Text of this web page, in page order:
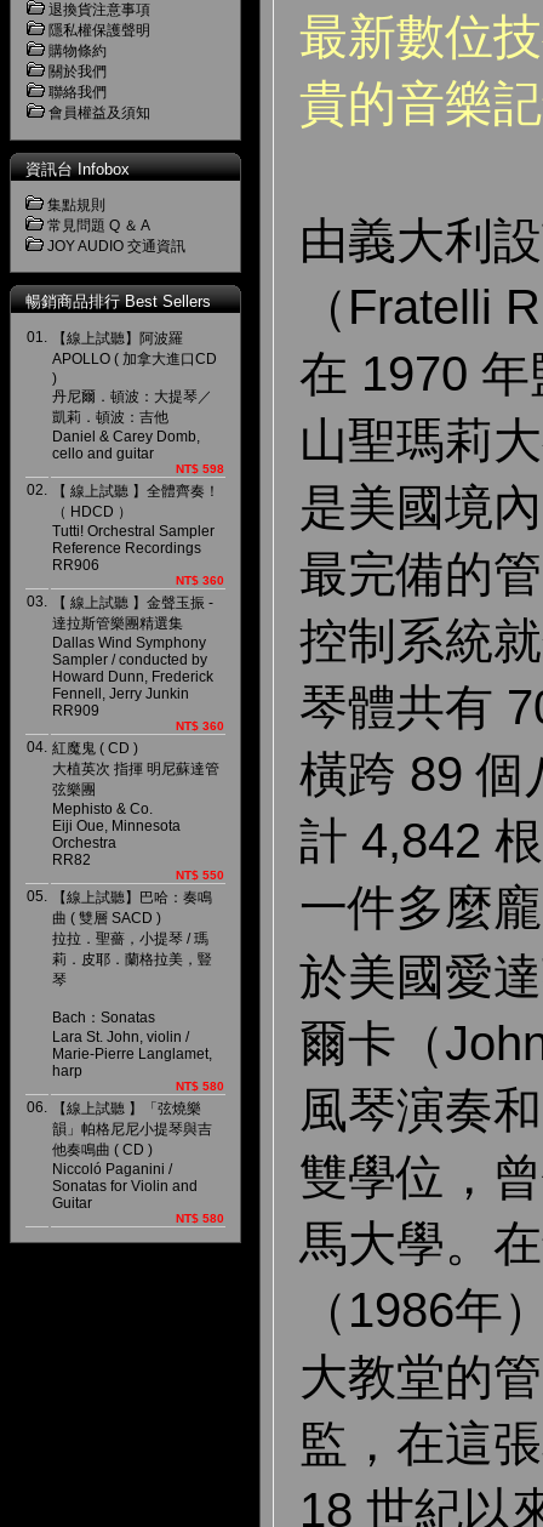
退換貨注意事項
隱私權保護聲明
購物條約
關於我們
聯絡我們
會員權益及須知
資訊台 Infobox
集點規則
常見問題 Q ＆ A
JOY AUDIO 交通資訊
暢銷商品排行 Best Sellers
01.
【線上試聽】阿波羅
APOLLO ( 加拿大進口CD
)
丹尼爾．頓波：大提琴／
凱莉．頓波：吉他
Daniel & Carey Domb,
cello and guitar
NT$ 598
02.
【 線上試聽 】全體齊奏！
（ HDCD ）
Tutti! Orchestral Sampler
Reference Recordings
RR906
NT$ 360
03.
【 線上試聽 】金聲玉振 -
達拉斯管樂團精選集
Dallas Wind Symphony
Sampler / conducted by
Howard Dunn, Frederick
Fennell, Jerry Junkin
RR909
NT$ 360
04. 紅魔鬼 ( CD )
大植英次 指揮 明尼蘇達管
弦樂團
Mephisto & Co.
Eiji Oue, Minnesota
Orchestra
RR82
NT$ 550
05.
【線上試聽】巴哈：奏鳴
曲 ( 雙層 SACD )
拉拉．聖薔，小提琴 / 瑪
莉．皮耶．蘭格拉美，豎
琴
Bach：Sonatas
Lara St. John, violin /
Marie-Pierre Langlamet,
harp
NT$ 580
06.
【線上試聽 】「弦燒樂
韻」帕格尼尼小提琴與吉
他奏鳴曲 ( CD )
Niccoló Paganini /
Sonatas for Violin and
Guitar
NT$ 580
最新數位
貴的音樂
由義大利
（Fratelli
在 1970
山聖瑪莉
是美國境
最完備的
控制系統
琴體共有
橫跨 89 個
計 4,842
一件多麼
於美國愛
爾卡（
風琴演奏
雙學位，
馬大學。
（1986年
大教堂的
監，在這
18 世紀以